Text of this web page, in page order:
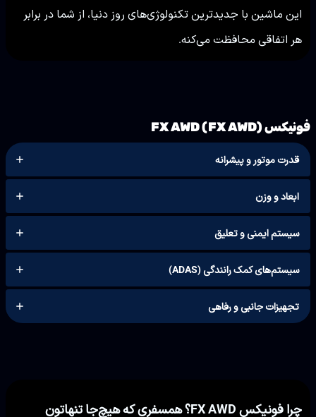
این ماشین با جدیدترین تکنولوژی‌های روز دنیا، از شما در برابر
هر اتفاقی محافظت می‌کنه.
فونیکس FX AWD (FX AWD)
قدرت موتور و پیشرانه
ابعاد و وزن
سیستم ایمنی و تعلیق
سیستم‌های کمک رانندگی (ADAS)
تجهیزات جانبی و رفاهی
چرا فونیکس FX AWD؟ همسفری که هیچ‌جا تنهاتون